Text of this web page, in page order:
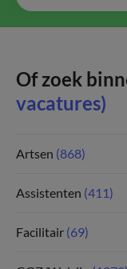
Of zoek
vacatures)
Artsen (868)
Assistenten (411)
Facilitair (69)